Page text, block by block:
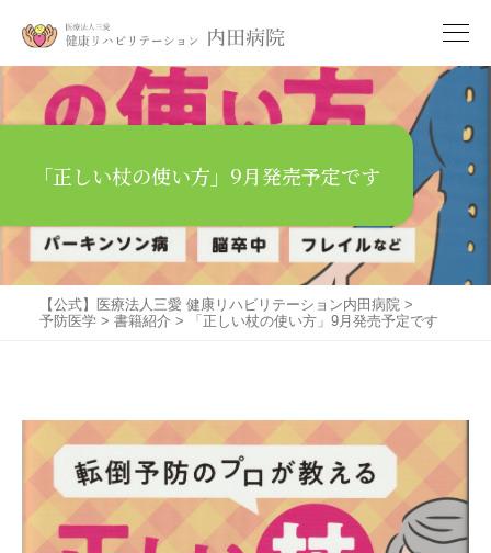
「正しい杖の使い方」9月発売予定です
【公式】医療法人三愛 健康リハビリテーション内田病院 >
予防医学 > 書籍紹介 > 「正しい杖の使い方」9月発売予定です